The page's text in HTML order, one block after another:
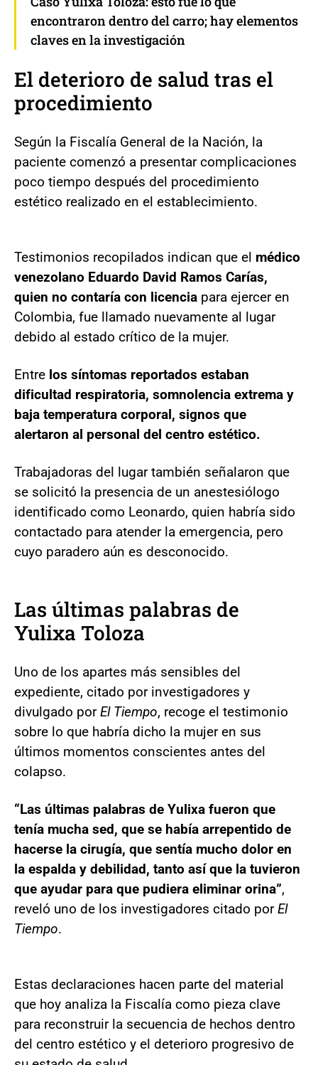
encontraron dentro del carro; hay elementos
claves en la investigación
El deterioro de salud tras el
procedimiento
Según la Fiscalía General de la Nación, la
paciente comenzó a presentar complicaciones
poco tiempo después del procedimiento
estético realizado en el establecimiento.
Testimonios recopilados indican que el médico
venezolano Eduardo David Ramos Carías,
quien no contaría con licencia para ejercer en
Colombia, fue llamado nuevamente al lugar
debido al estado crítico de la mujer.
Entre los síntomas reportados estaban
dificultad respiratoria, somnolencia extrema y
baja temperatura corporal, signos que
alertaron al personal del centro estético.
Trabajadoras del lugar también señalaron que
se solicitó la presencia de un anestesiólogo
identificado como Leonardo, quien habría sido
contactado para atender la emergencia, pero
cuyo paradero aún es desconocido.
Las últimas palabras de
Yulixa Toloza
Uno de los apartes más sensibles del
expediente, citado por investigadores y
divulgado porEl Tiempo, recoge el testimonio
sobre lo que habría dicho la mujer en sus
últimos momentos conscientes antes del
colapso.
“Las últimas palabras de Yulixa fueron que
tenía mucha sed, que se había arrepentido de
hacerse la cirugía, que sentía mucho dolor en
la espalda y debilidad, tanto así que la tuvieron
que ayudar para que pudiera eliminar orina”,
reveló uno de los investigadores citado porEl
Tiempo.
Estas declaraciones hacen parte del material
que hoy analiza la Fiscalía como pieza clave
para reconstruir la secuencia de hechos dentro
del centro estético y el deterioro progresivo de